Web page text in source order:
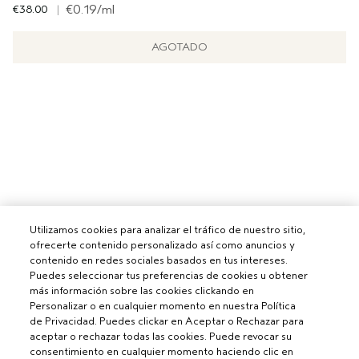
€38.00 | €0.19/ml
AGOTADO
Utilizamos cookies para analizar el tráfico de nuestro sitio,
ofrecerte contenido personalizado así como anuncios y
contenido en redes sociales basados en tus intereses.
Puedes seleccionar tus preferencias de cookies u obtener
más información sobre las cookies clickando en
Personalizar o en cualquier momento en nuestra Política
de Privacidad. Puedes clickar en Aceptar o Rechazar para
aceptar o rechazar todas las cookies. Puede revocar su
consentimiento en cualquier momento haciendo clic en